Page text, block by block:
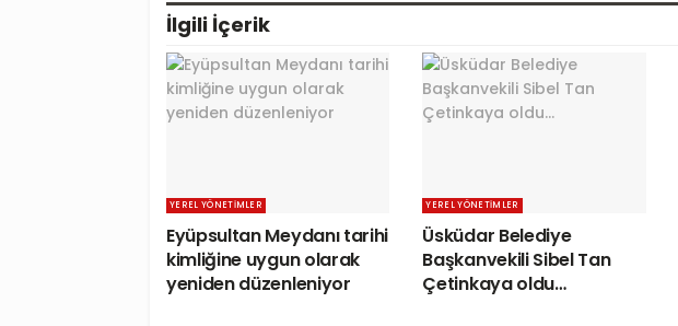
İlgili İçerik
YEREL YÖNETIMLER
Eyüpsultan Meydanı tarihi
kimliğine uygun olarak
yeniden düzenleniyor
YEREL YÖNETIMLER
Üsküdar Belediye
Başkanvekili Sibel Tan
Çetinkaya oldu…